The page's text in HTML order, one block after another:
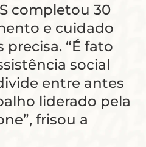
completou 30
e cuidado
“É fato
social
entre antes
liderado pela
frisou a